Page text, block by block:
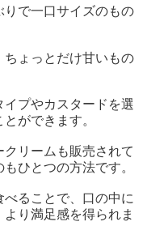
で一口サイズのもの
ょっとだけ甘いもの
プやカスタードを選
ができます。
リームも販売されて
ひとつの方法です。
ることで、口の中に
り満足感を得られま